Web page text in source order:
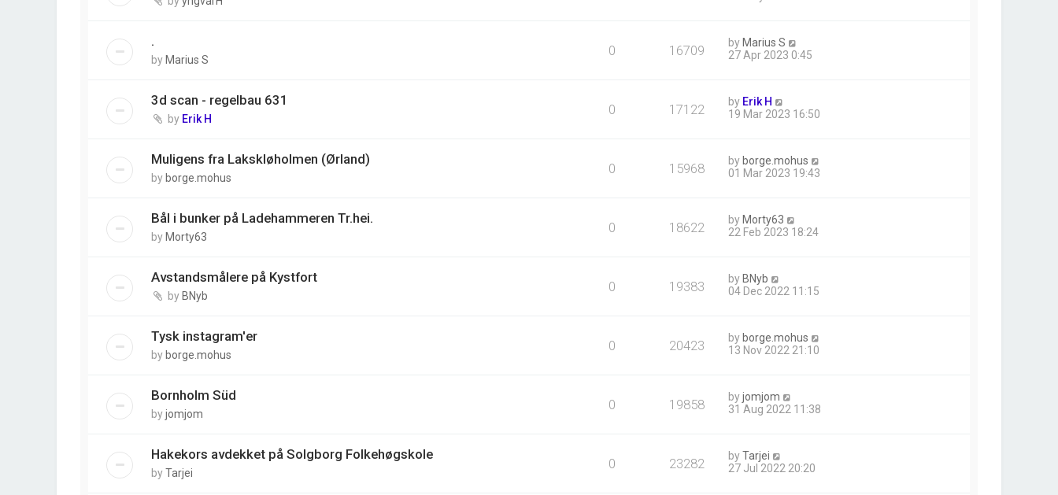
.
by Marius S
0 16709 by Marius S
27 Apr 2023 0:45
3d scan - regelbau 631
by Erik H
0 17122 by Erik H
19 Mar 2023 16:50
Muligens fra Lakskløholmen (Ørland)
by borge.mohus
0 15968 by borge.mohus
01 Mar 2023 19:43
Bål i bunker på Ladehammeren Tr.hei.
by Morty63
0 18622 by Morty63
22 Feb 2023 18:24
Avstandsmålere på Kystfort
by BNyb
0 19383 by BNyb
04 Dec 2022 11:15
Tysk instagram'er
by borge.mohus
0 20423 by borge.mohus
13 Nov 2022 21:10
Bornholm Süd
byjomjom
0 19858 byjomjom
31 Aug 2022 11:38
Hakekors avdekket på Solgborg Folkehøgskole
byTarjei
0 23282 byTarjei
27 Jul 2022 20:20